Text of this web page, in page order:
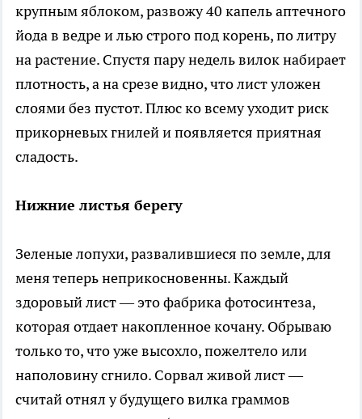
крупным яблоком, развожу 40 капель аптечного
йода в ведре и лью строго под корень, по литру
на растение. Спустя пару недель вилок набирает
плотность, а на срезе видно, что лист уложен
слоями без пустот. Плюс ко всему уходит риск
прикорневых гнилей и появляется приятная
сладость.
Нижние листья берегу
Зеленые лопухи, развалившиеся по земле, для
меня теперь неприкосновенны. Каждый
здоровый лист — это фабрика фотосинтеза,
которая отдает накопленное кочану. Обрываю
только то, что уже высохло, пожелтело или
наполовину сгнило. Сорвал живой лист —
считай отнял у будущего вилка граммов